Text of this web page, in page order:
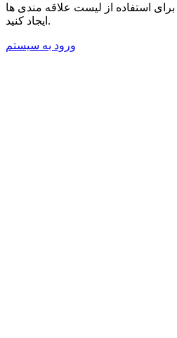
استفاده از لیست علاقه مندی ها
ایجاد کنید.
ورود به سیستم